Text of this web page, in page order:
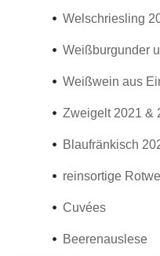
Welschriesling
Weißburgunder
Weißwein aus
Zweigelt 2021 &
Blaufränkisch
reinsortige
Cuvées
Beerenauslese